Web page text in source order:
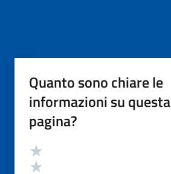
Quanto sono chiare le
informazioni su questa
pagina?
Valutazione